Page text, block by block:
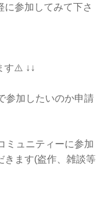
に参加してみて下さ
す⚠️ ↓↓
参加したいのか申請
ミュニティーに参加
きます(盗作、雑談等